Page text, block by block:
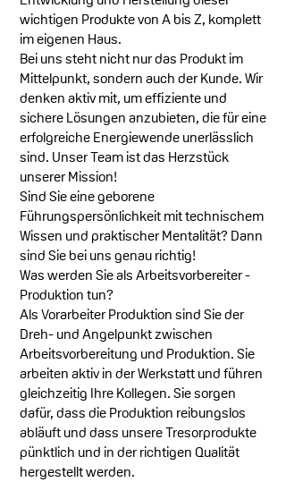
wichtigen Produkte von A bis Z, komplett
im eigenen Haus.
Bei uns steht nicht nur das Produkt im
Mittelpunkt, sondern auch der Kunde. Wir
denken aktiv mit, um effiziente und
sichere Lösungen anzubieten, die für eine
erfolgreiche Energiewende unerlässlich
sind. Unser Team ist das Herzstück
unserer Mission!
Sind Sie eine geborene
Führungspersönlichkeit mit technischem
Wissen und praktischer Mentalität? Dann
sind Sie bei uns genau richtig!
Was werden Sie als Arbeitsvorbereiter -
Produktion tun?
Als Vorarbeiter Produktion sind Sie der
Dreh- und Angelpunkt zwischen
Arbeitsvorbereitung und Produktion. Sie
arbeiten aktiv in der Werkstatt und führen
gleichzeitig Ihre Kollegen. Sie sorgen
dafür, dass die Produktion reibungslos
abläuft und dass unsere Tresorprodukte
pünktlich und in der richtigen Qualität
hergestellt werden.